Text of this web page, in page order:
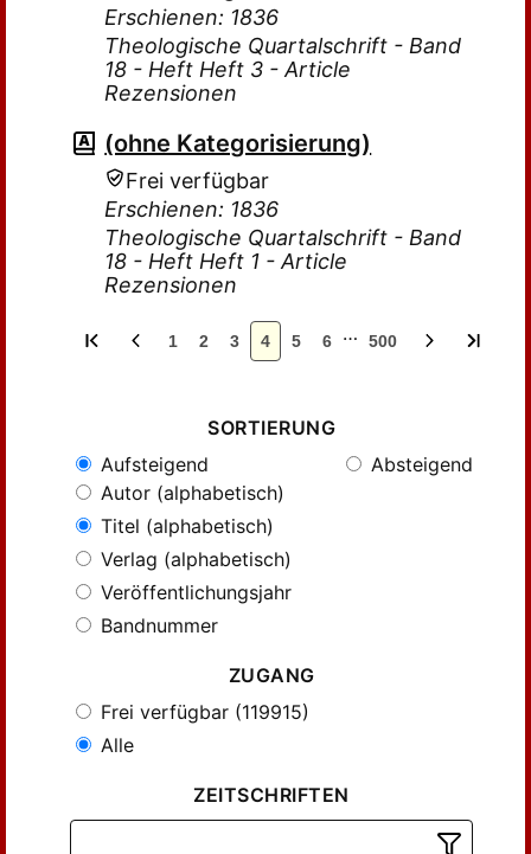
Erschienen: 1836
Theologische Quartalschrift - Band
18 - Heft Heft 3 - Article
Rezensionen
(ohne Kategorisierung)
Frei verfügbar
Erschienen: 1836
Theologische Quartalschrift - Band
18 - Heft Heft 1 - Article
Rezensionen
1 2 3 4 5 6 … 500
SORTIERUNG
Aufsteigend
Absteigend
Autor (alphabetisch)
Titel (alphabetisch)
Verlag (alphabetisch)
Veröffentlichungsjahr
Bandnummer
ZUGANG
Frei verfügbar (119915)
Alle
ZEITSCHRIFTEN